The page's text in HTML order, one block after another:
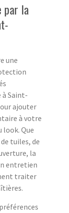
par la
une
à Saint-
ajouter
à votre
look. Que
tuiles, de
la
entretien
traiter